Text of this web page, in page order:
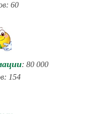
60
: 80 000
154